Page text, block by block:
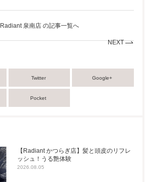
Radiant 泉南店 の記事一覧へ
NEXT
Twitter Google+
Pocket
【Radiant かつらぎ店】髪と頭皮のリフレ
ッシュ！うる艶体験
2026.08.05